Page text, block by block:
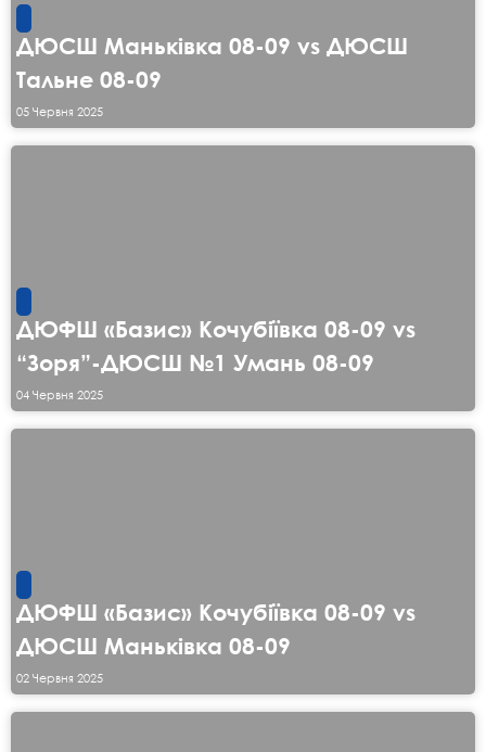
ДЮСШ Маньківка 08-09 vs ДЮСШ
Тальне 08-09
05 Червня 2025
ДЮФШ «Базис» Кочубіївка 08-09 vs
“Зоря”-ДЮСШ №1 Умань 08-09
04 Червня 2025
ДЮФШ «Базис» Кочубіївка 08-09 vs
ДЮСШ Маньківка 08-09
02 Червня 2025